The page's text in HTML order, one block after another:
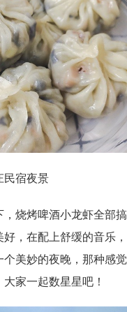
民宿夜景
烧烤啤酒小龙虾全部
，在配上舒缓的音乐
美妙的夜晚，那种感
家一起数星星吧！